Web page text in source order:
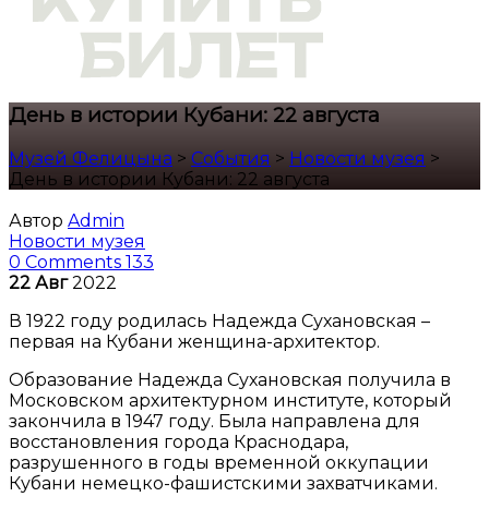
День в истории Кубани: 22 августа
Музей Фелицына > События > Новости музея >
День в истории Кубани: 22 августа
Автор Admin
Новости музея
0 Comments 133
22 Авг2022
В 1922 году родилась Надежда Сухановская –
первая на Кубани женщина-архитектор.
Образование Надежда Сухановская получила в
Московском архитектурном институте, который
закончила в 1947 году. Была направлена для
восстановления города Краснодара,
разрушенного в годы временной оккупации
Кубани немецко-фашистскими захватчиками.